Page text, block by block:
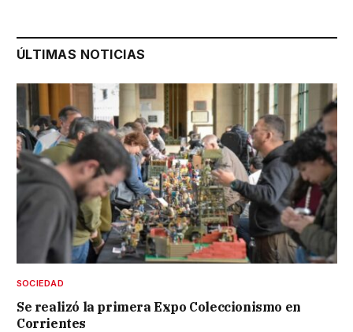
ÚLTIMAS NOTICIAS
SOCIEDAD
Se realizó la primera Expo Coleccionismo en
Corrientes